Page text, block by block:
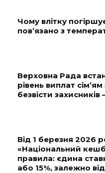
Чому влітку
пов’язано з
Верховна Рада
рівень виплат
безвісти
Від 1 березня 2026
«Національний
правила: єдина
або 15%, залежно